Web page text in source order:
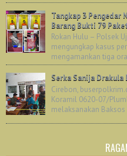
Tangkap 3 Pengedar
Barang Bukti 79
Rokan Hulu – Polsek
mengungkap kasus
mengamankan tiga
Serka Sanija Drakula
Cirebon,
Koramil 0620-07/
melaksanakan Baksos